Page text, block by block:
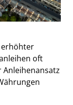
erhöhter
oft
Anleihenansatz